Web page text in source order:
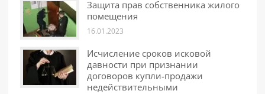
Защита прав собственника жилого
помещения
16.01.2023
Исчисление сроков исковой
давности при признании
договоров купли-продажи
недействительными